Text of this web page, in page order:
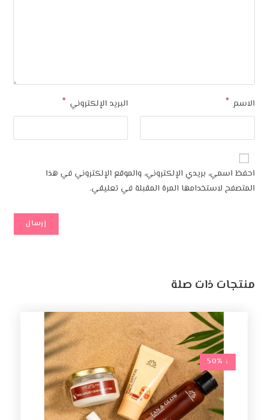
الاسم * البريد الإلكتروني *
احفظ اسمي، بريدي الإلكتروني، والموقع الإلكتروني في هذا
المتصفح لاستخدامها المرة المقبلة في تعليقي.
منتجات ذات صلة
↓ 50%